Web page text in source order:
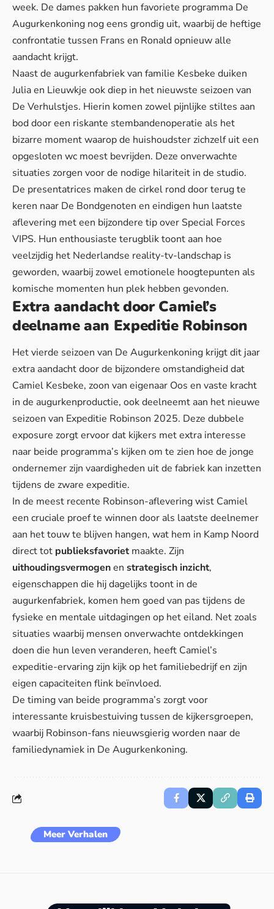
week. De dames pakken hun favoriete programma De
Augurkenkoning nog eens grondig uit, waarbij de heftige
confrontatie tussen Frans en Ronald opnieuw alle
aandacht krijgt.
Naast de augurkenfabriek van familie Kesbeke duiken
Julia en Lieuwkje ook diep in het nieuwste seizoen van
De Verhulstjes. Hierin komen zowel pijnlijke stiltes aan
bod door een riskante stembandenoperatie als het
bizarre moment waarop de huishoudster zichzelf uit een
opgesloten wc moest bevrijden. Deze onverwachte
situaties zorgen voor de nodige hilariteit in de studio.
De presentatrices maken de cirkel rond door terug te
keren naar De Bondgenoten en eindigen hun laatste
aflevering met een bijzondere tip over Special Forces
VIPS. Hun enthousiaste terugblik toont aan hoe
veelzijdig het Nederlandse reality-tv-landschap is
geworden, waarbij zowel emotionele hoogtepunten als
komische momenten hun plek hebben gevonden.
Extra aandacht door Camiel’s
deelname aan Expeditie Robinson
Het vierde seizoen van De Augurkenkoning krijgt dit jaar
extra aandacht door de bijzondere omstandigheid dat
Camiel Kesbeke, zoon van eigenaar Oos en vaste kracht
in de augurkenproductie, ook deelneemt aan het nieuwe
seizoen van Expeditie Robinson 2025. Deze dubbele
exposure zorgt ervoor dat kijkers met extra interesse
naar beide programma’s kijken om te zien hoe de jonge
ondernemer zijn vaardigheden uit de fabriek kan inzetten
tijdens de zware expeditie.
In de meest recente Robinson-aflevering wist Camiel
een cruciale proef te winnen door als laatste deelnemer
aan het touw te blijven hangen, wat hem in Kamp Noord
direct tot publieksfavoriet maakte. Zijn
uithoudingsvermogenen strategisch inzicht,
eigenschappen die hij dagelijks toont in de
augurkenfabriek, komen hem goed van pas tijdens de
fysieke en mentale uitdagingen op het eiland. Net zoals
situaties waarbij mensen onverwachte ontdekkingen
doen die hun leven veranderen, heeft Camiel’s
expeditie-ervaring zijn kijk op het familiebedrijf en zijn
eigen capaciteiten flink beïnvloed.
De timing van beide programma’s zorgt voor
interessante kruisbestuiving tussen de kijkersgroepen,
waarbij Robinson-fans nieuwsgierig worden naar de
familiedynamiek in De Augurkenkoning.
Meer Verhalen